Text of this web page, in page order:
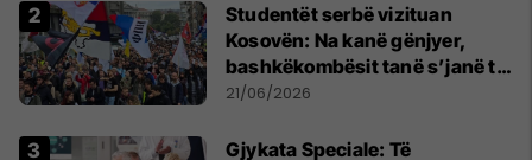
Studentët serbë vizituan
Kosovën: Na kanë gënjyer,
bashkëkombësit tanë s’janë të
shtypur
21/06/2026
​Gjykata Speciale: Të